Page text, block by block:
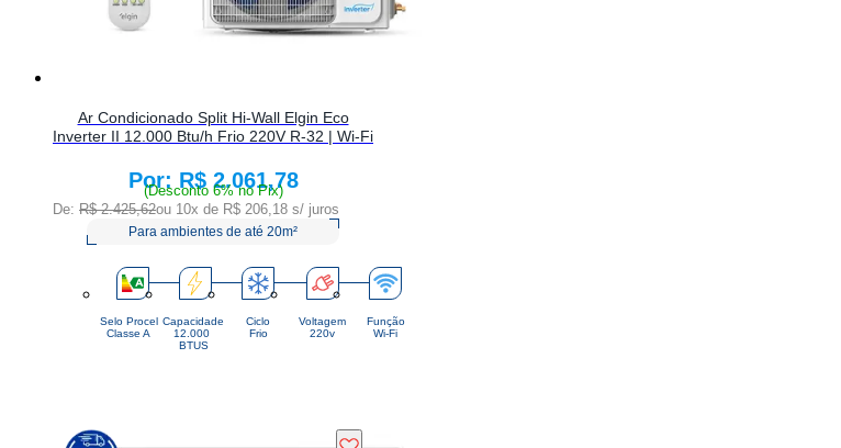
Ar Condicionado Split Hi-Wall Elgin Eco
Inverter II 12.000 Btu/h Frio 220V R-32 | Wi-Fi
Price:
R$ 2.061,78
(Desconto 6% no Pix)
De: R$ 2.425,62ou 10x de R$ 206,18 s/ juros
Para ambientes de até 20m²
Selo Procel
Classe A
Capacidade
12.000
BTUS
Ciclo
Frio
Voltagem
220v
Função
Wi-Fi